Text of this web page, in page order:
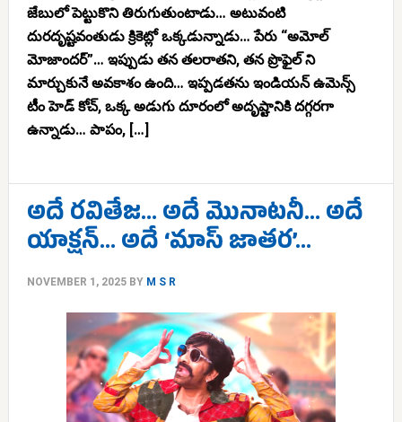
జేబులో పెట్టుకొని తిరుగుతుంటాడు… అటువంటి
దురదృష్టవంతుడు క్రికెట్లో ఒక్కడున్నాడు… పేరు “అమోల్
మోజాందర్”… ఇప్పుడు తన తలరాతని, తన ప్రొఫైల్ ని
మార్చుకునే అవకాశం ఉంది… ఇప్పడతను ఇండియన్ ఉమెన్స్
టీం హెడ్ కోచ్, ఒక్క అడుగు దూరంలో అదృష్టానికి దగ్గరగా
ఉన్నాడు… పాపం, […]
అదే రవితేజ… అదే మొనాటనీ… అదే
యాక్షన్… అదే ‘మాస్ జాతర’…
NOVEMBER 1, 2025BY M S R